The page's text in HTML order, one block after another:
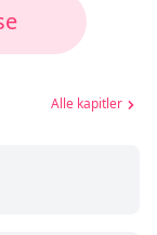
Alle kapitler